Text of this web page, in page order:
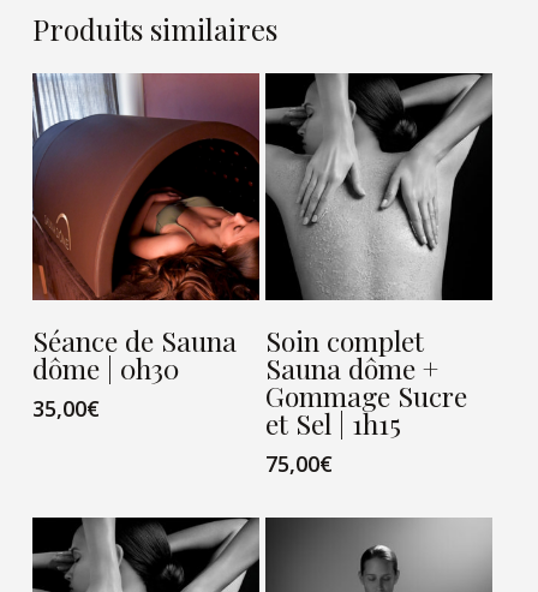
Produits similaires
VIEW CARD
Séance de Sauna
dôme | 0h30
35,00€
VIEW CARD
Soin complet
Sauna dôme +
Gommage Sucre
et Sel | 1h15
75,00€